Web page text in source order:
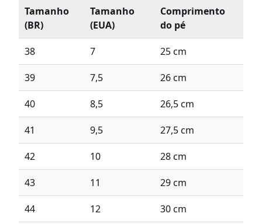
Tamanho
(BR)
Tamanho
(EUA)
Comprimento
do pé
38 7 25 cm
39 7,5 26 cm
40 8,5 26,5 cm
41 9,5 27,5 cm
42 10 28 cm
43 11 29 cm
44 12 30 cm